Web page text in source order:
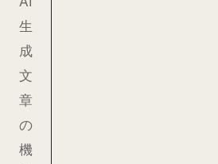
生
成
文
章
の
機